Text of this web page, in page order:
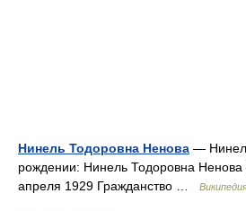
Нинель Тодоровна Ненова —
рождении: Нинель Тодоровна
апреля 1929 Гражданство …